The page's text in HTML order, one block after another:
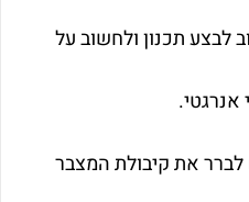
לבצע תכנון ולחשוב על
אנרגטי.
לברר את קיבולת המצבר